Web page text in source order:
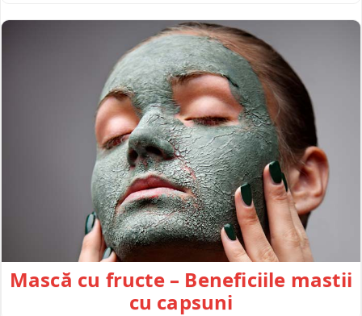
Mască cu fructe – Beneficiile mastii
cu capsuni